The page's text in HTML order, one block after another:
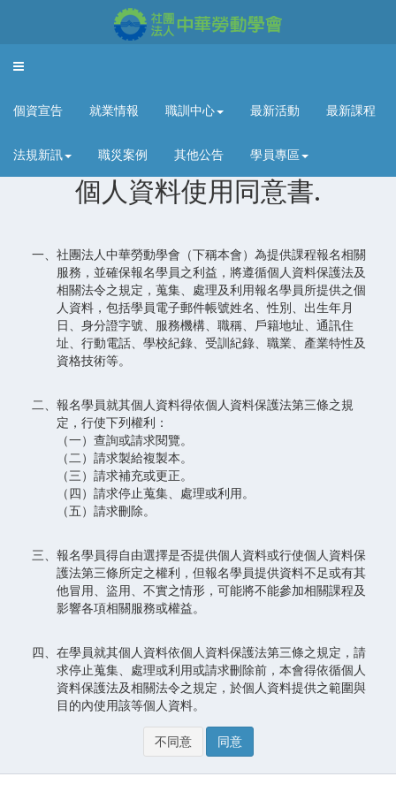
Toggle
個資宣告 就業情報 職訓中心 最新活動 最新課程
法規新訊 職災案例 其他公告 學員專區
個人資料使用同意書.
一、社團法人中華勞動學會（下稱本會）為提供課程報名相關
服務，並確保報名學員之利益，將遵循個人資料保護法及
相關法令之規定，蒐集、處理及利用報名學員所提供之個
人資料，包括學員電子郵件帳號姓名、性別、出生年月
日、身分證字號、服務機構、職稱、戶籍地址、通訊住
址、行動電話、學校紀錄、受訓紀錄、職業、產業特性及
資格技術等。
二、報名學員就其個人資料得依個人資料保護法第三條之規
定，行使下列權利：
（一）查詢或請求閱覽。
（二）請求製給複製本。
（三）請求補充或更正。
（四）請求停止蒐集、處理或利用。
（五）請求刪除。
三、報名學員得自由選擇是否提供個人資料或行使個人資料保
護法第三條所定之權利，但報名學員提供資料不足或有其
他冒用、盜用、不實之情形，可能將不能參加相關課程及
影響各項相關服務或權益。
四、在學員就其個人資料依個人資料保護法第三條之規定，請
求停止蒐集、處理或利用或請求刪除前，本會得依循個人
資料保護法及相關法令之規定，於個人資料提供之範圍與
目的內使用該等個人資料。
不同意 同意